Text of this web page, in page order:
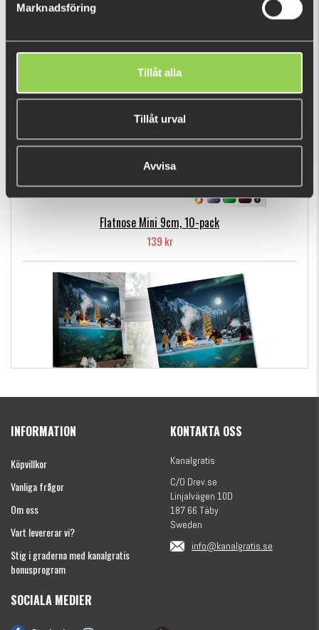
Marknadsföring
Tillåt alla
Tillåt urval
Avvisa
POPULÄRA PRODUKTER
Flatnose Mini 9cm, 10-pack
139 kr
(julkalender)
INFORMATION
Köpvillkor
Vanliga frågor
Om oss
Vart levererar vi?
Stig i graderna med kanalgratis
bonusprogram
KONTAKTA OSS
Kanalgratis
C/O Drev.se
Linjalvägen 10D
187 66 Täby
Sweden
info@kanalgratis.se
SOCIALA MEDIER